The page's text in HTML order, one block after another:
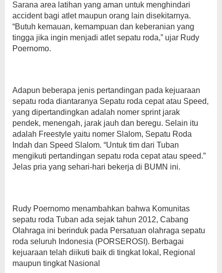
Sarana area latihan yang aman untuk menghindari
accident bagi atlet maupun orang lain disekitarnya.
“Butuh kemauan, kemampuan dan keberanian yang
tingga jika ingin menjadi atlet sepatu roda,” ujar Rudy
Poernomo.
Adapun beberapa jenis pertandingan pada kejuaraan
sepatu roda diantaranya Sepatu roda cepat atau Speed,
yang dipertandingkan adalah nomer sprint jarak
pendek, menengah, jarak jauh dan beregu. Selain itu
adalah Freestyle yaitu nomer Slalom, Sepatu Roda
Indah dan Speed Slalom. “Untuk tim dari Tuban
mengikuti pertandingan sepatu roda cepat atau speed.”
Jelas pria yang sehari-hari bekerja di BUMN ini.
Rudy Poernomo menambahkan bahwa Komunitas
sepatu roda Tuban ada sejak tahun 2012, Cabang
Olahraga ini berinduk pada Persatuan olahraga sepatu
roda seluruh Indonesia (PORSEROSI). Berbagai
kejuaraan telah diikuti baik di tingkat lokal, Regional
maupun tingkat Nasional